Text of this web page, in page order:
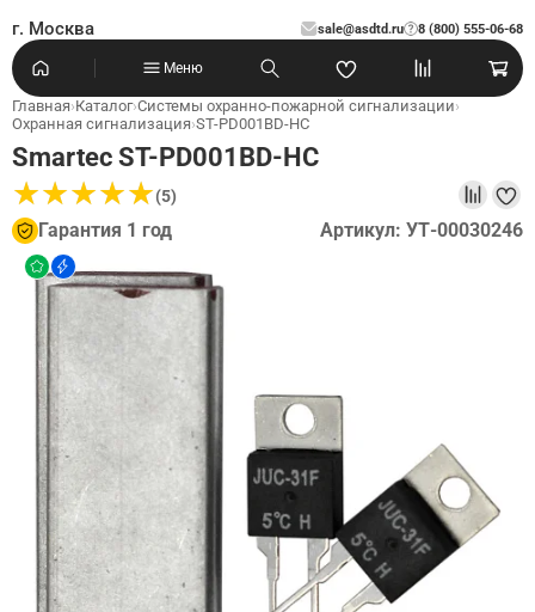
г. Москва sale@asdtd.ru 8 (800) 555-06-68
?
Меню
Главная›Каталог›Системы охранно-пожарной сигнализации›
Охранная сигнализация›ST-PD001BD-HC
Smartec ST-PD001BD-HC
★★★★★
★★★★★(5)
Гарантия 1 год Артикул: УТ-00030246